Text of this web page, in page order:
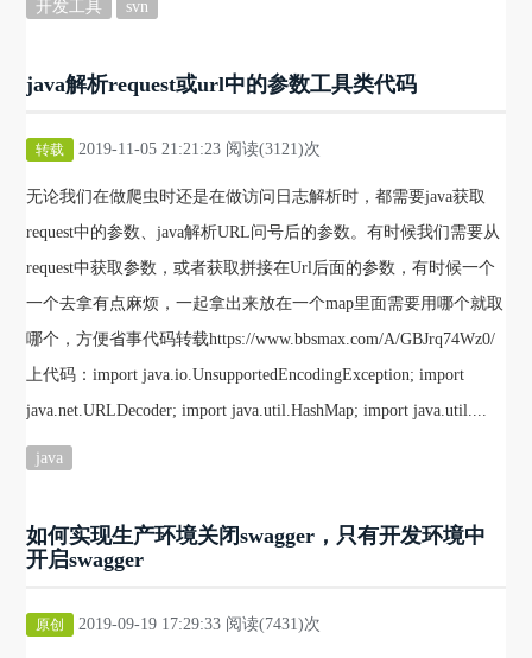
开发工具 svn
java解析request或url中的参数工具类代码
转载 2019-11-05 21:21:23 阅读(3121)次
无论我们在做爬虫时还是在做访问日志解析时，都需要java获取
request中的参数、java解析URL问号后的参数。有时候我们需要从
request中获取参数，或者获取拼接在Url后面的参数，有时候一个
一个去拿有点麻烦，一起拿出来放在一个map里面需要用哪个就取
哪个，方便省事代码转载https://www.bbsmax.com/A/GBJrq74Wz0/
上代码：import java.io.UnsupportedEncodingException; import
java.net.URLDecoder; import java.util.HashMap; import java.util....
java
如何实现生产环境关闭swagger，只有开发环境中
开启swagger
原创 2019-09-19 17:29:33 阅读(7431)次